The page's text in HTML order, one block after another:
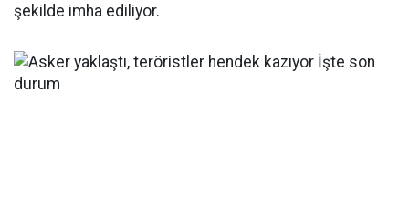
şekilde imha ediliyor.